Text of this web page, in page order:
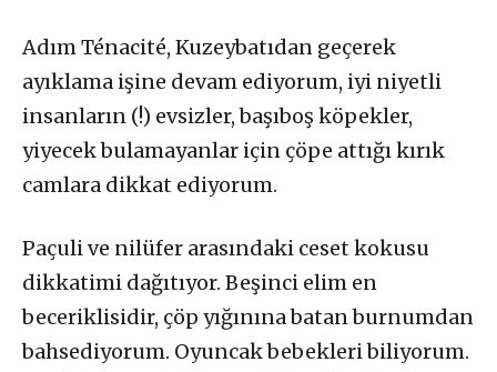
Adım Ténacité, Kuzeybatıdan geçerek
ayıklama işine devam ediyorum, iyi niyetli
insanların (!) evsizler, başıboş köpekler,
yiyecek bulamayanlar için çöpe attığı kırık
camlara dikkat ediyorum.
Paçuli ve nilüfer arasındaki ceset kokusu
dikkatimi dağıtıyor. Beşinci elim en
beceriklisidir, çöp yığınına batan burnumdan
bahsediyorum. Oyuncak bebekleri biliyorum.